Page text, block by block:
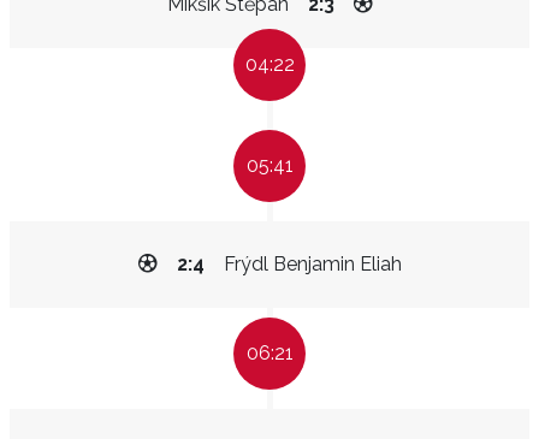
04:22
05:41
Frýdl Benjamin Eliah
2:4
06:21